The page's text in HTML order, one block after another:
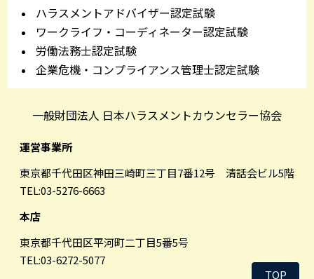
ハラスメントアドバイザー認定試験
ワークライフ・コーディネーター認定試験
労働法務士認定試験
企業危機・コンプライアンス管理士認定試験
一般財団法人 日本ハラスメントカウンセラー協会
運営事業所
東京都千代田区神田三崎町三丁目7番12号 清話会ビル5階
TEL:03-5276-6663
本店
東京都千代田区平河町二丁目5番5号
TEL:03-6272-5077
TOP